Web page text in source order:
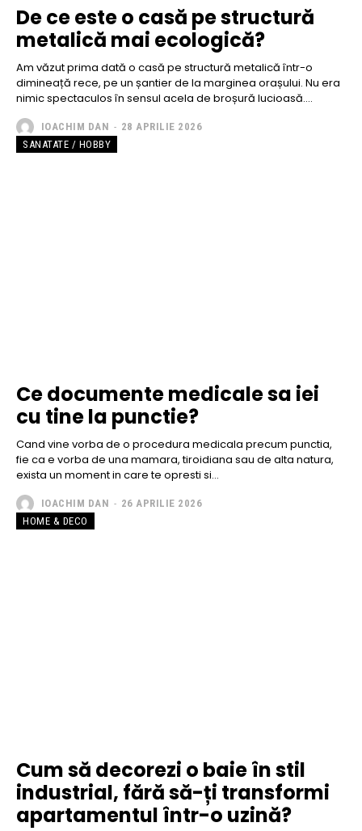
De ce este o casă pe structură
metalică mai ecologică?
Am văzut prima dată o casă pe structură metalică într-o
dimineață rece, pe un șantier de la marginea orașului. Nu era
nimic spectaculos în sensul acela de broșură lucioasă....
IOACHIM DAN - 28 APRILIE 2026
SANATATE / HOBBY
Ce documente medicale sa iei
cu tine la punctie?
Cand vine vorba de o procedura medicala precum punctia,
fie ca e vorba de una mamara, tiroidiana sau de alta natura,
exista un moment in care te opresti si...
IOACHIM DAN - 26 APRILIE 2026
HOME & DECO
Cum să decorezi o baie în stil
industrial, fără să-ți transformi
apartamentul într-o uzină?